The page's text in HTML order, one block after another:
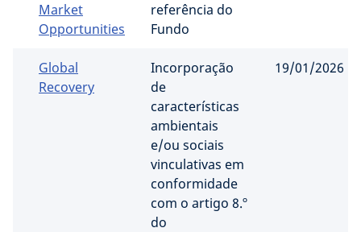
Market
Opportunities
referência do
Fundo
Global
Recovery
Incorporação
de
características
ambientais
e/ou sociais
vinculativas em
conformidade
com o artigo 8.º
do
19/01/2026